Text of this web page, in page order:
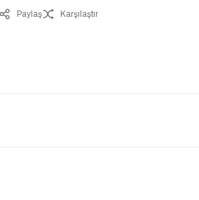
Paylaş Karşılaştır